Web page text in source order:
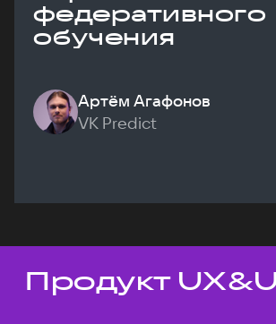
федеративного
обучения
Артём Агафонов
VK Predict
Темы докладов
Продукт